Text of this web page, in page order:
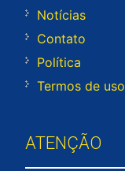
Notícias
Contato
Política
Termos de uso
ATENÇÃO